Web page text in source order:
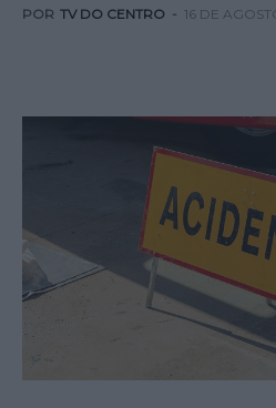
POR TV DO CENTRO - 16 DE